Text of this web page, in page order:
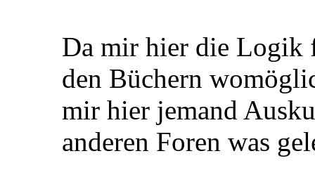
Da mir hier die Logik
den Büchern
mir hier jemand
anderen Foren was